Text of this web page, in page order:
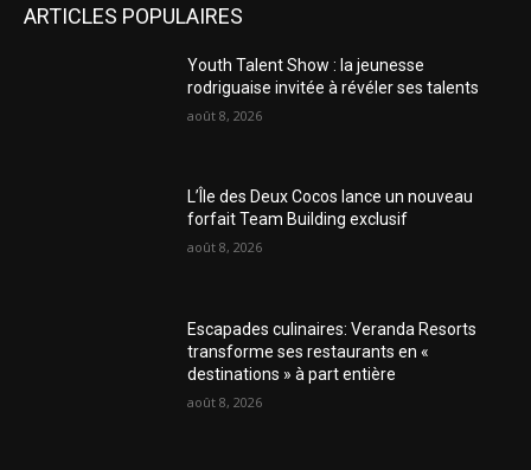
ARTICLES POPULAIRES
Youth Talent Show : la jeunesse
rodriguaise invitée à révéler ses talents
août 8, 2026
L’Île des Deux Cocos lance un nouveau
forfait Team Building exclusif
août 8, 2026
Escapades culinaires: Veranda Resorts
transforme ses restaurants en «
destinations » à part entière
août 8, 2026